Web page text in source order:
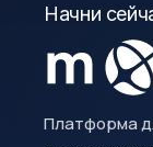
Начни
Платформа